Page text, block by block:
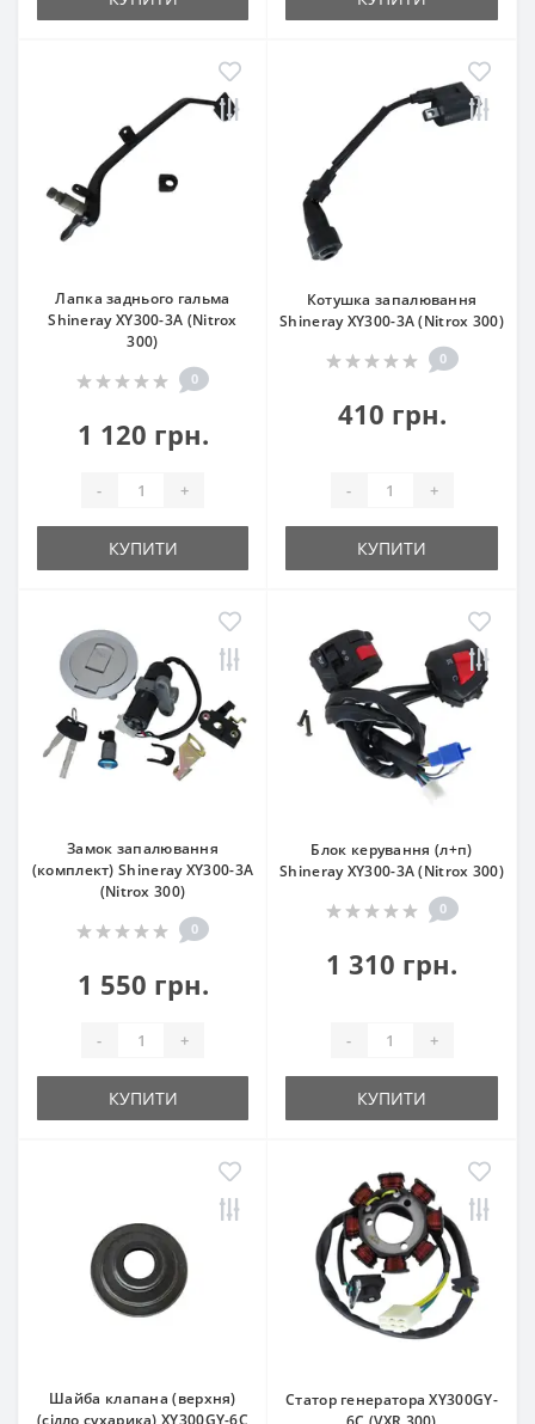
Лапка заднього гальма
Shineray XY300-3A (Nitrox
300)
0
1 120 грн.
- +
КУПИТИ
Котушка запалювання
Shineray XY300-3A (Nitrox 300)
0
410 грн.
- +
КУПИТИ
Замок запалювання
(комплект) Shineray XY300-3A
(Nitrox 300)
0
1 550 грн.
- +
КУПИТИ
Блок керування (л+п)
Shineray XY300-3A (Nitrox 300)
0
1 310 грн.
- +
КУПИТИ
Шайба клапана (верхня)
(сідло сухарика) XY300GY-6C
Статор генератора XY300GY-